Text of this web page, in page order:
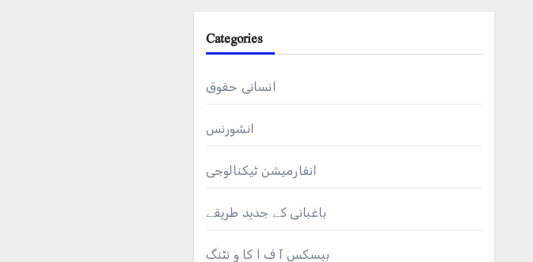
Categories
انسانی حقوق
انشورنس
انفارمیشن ٹیکنالوجی
باغبانی کے جدید طریقے
بیسکس آ ف ا کا و نٹنگ